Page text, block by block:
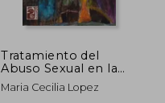
Tratamiento del
Abuso Sexual en la
Infancia
Maria Cecilia Lopez